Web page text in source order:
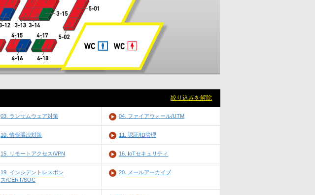
絞り込みを解除
03. ランサムウェア対策 04. ファイアウォール/UTM
10. 情報漏洩対策 11. 認証/ID管理
15. リモートアクセス/VPN 16. IoTセキュリティ
19. インシデントレスポン
ス/CERT/SOC
20. メールアーカイブ